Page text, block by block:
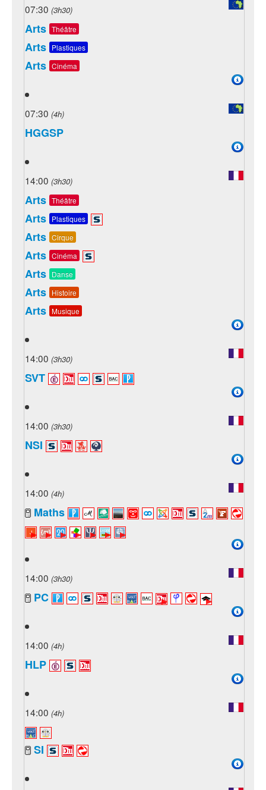
07:30 (3h30)
Arts Théâtre
Arts Plastiques
Arts Cinéma
07:30 (4h)
HGGSP
14:00 (3h30)
Arts Théâtre
Arts Plastiques
Arts Cirque
Arts Cinéma
Arts Danse
Arts Histoire
Arts Musique
14:00 (3h30)
SVT
14:00 (3h30)
NSI
14:00 (4h)
Maths
14:00 (3h30)
PC
14:00 (4h)
HLP
14:00 (4h)
SI